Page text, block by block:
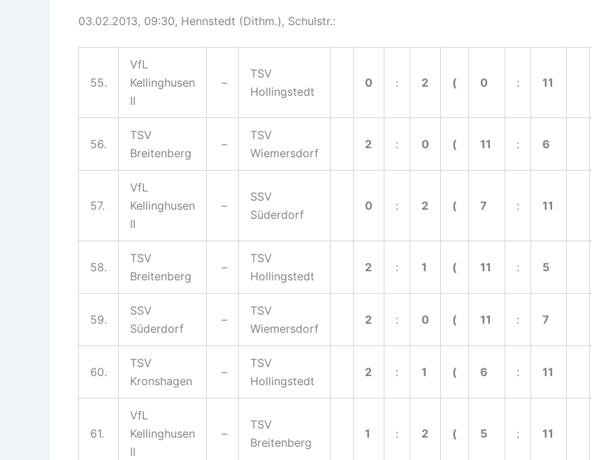
03.02.2013, 09:30, Hennstedt (Dithm.), Schulstr.:
55.
VfL
Kellinghusen
II
–
TSV
Hollingstedt
0 : 2 ( 0 : 11
56.
TSV
Breitenberg
–
TSV
Wiemersdorf
2 : 0 ( 11 : 6
57.
VfL
Kellinghusen
II
–
SSV
Süderdorf
0 : 2 ( 7 : 11
58.
TSV
Breitenberg
–
TSV
Hollingstedt
2 : 1 ( 11 : 5
59.
SSV
Süderdorf
–
TSV
Wiemersdorf
2 : 0 ( 11 : 7
60.
TSV
Kronshagen
–
TSV
Hollingstedt
2 : 1 ( 6 : 11
61.
VfL
Kellinghusen
II
–
TSV
Breitenberg
1 : 2 ( 5 : 11